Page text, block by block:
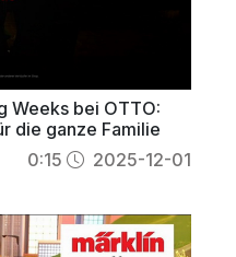
Weeks bei OTTO:
die ganze Familie
0:15 2025-12-01